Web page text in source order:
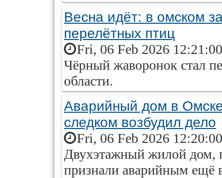
Весна идёт: в омском
перелётных птиц
Fri, 06 Feb 2026
Чёрный жаворонок стал
области.
Аварийный дом в
следком возбудил дело
Fri, 06 Feb 2026
Двухэтажный жилой дом,
признали аварийным ещё